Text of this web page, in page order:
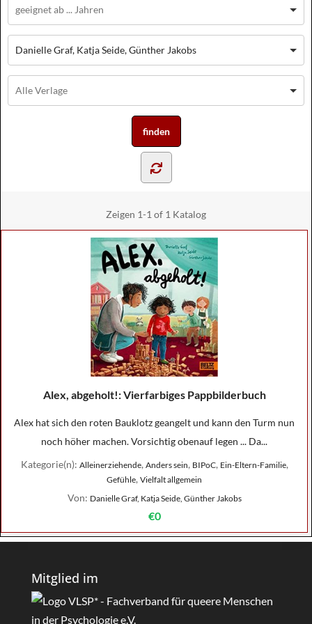
Danielle Graf, Katja Seide, Günther Jakobs
Zeigen 1-1 of 1 Katalog
Alex, abgeholt!: Vierfarbiges Pappbilderbuch
Alex hat sich den roten Bauklotz geangelt und kann den Turm nun
noch höher machen. Vorsichtig obenauf legen ... Da...
Kategorie(n): Alleinerziehende, Anders sein, BIPoC, Ein-Eltern-Familie,
Gefühle, Vielfalt allgemein
Von: Danielle Graf, Katja Seide, Günther Jakobs
€0
Mitglied im